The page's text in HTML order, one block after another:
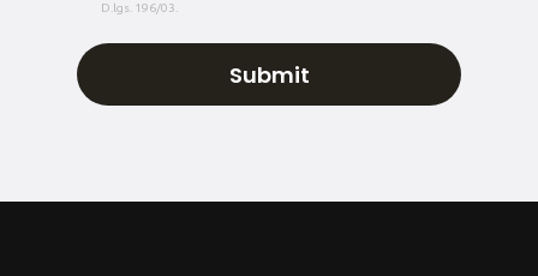
D.lgs. 196/03.